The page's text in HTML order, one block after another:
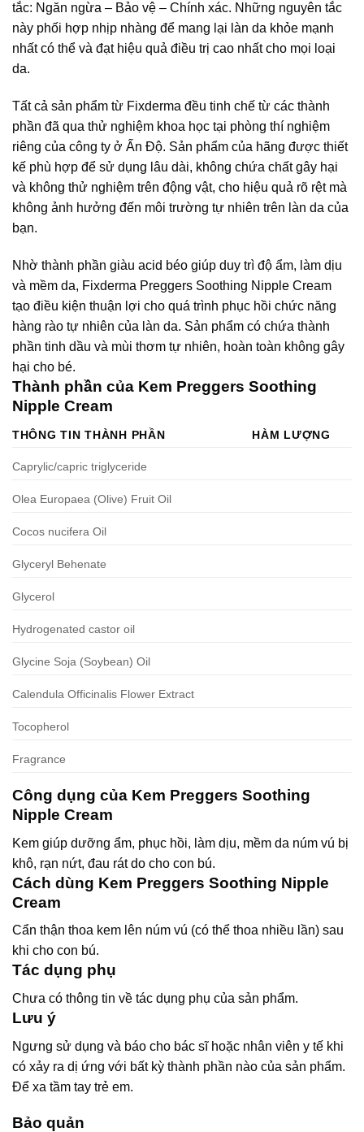
tắc: Ngăn ngừa – Bảo vệ – Chính xác. Những nguyên tắc
này phối hợp nhịp nhàng để mang lại làn da khỏe mạnh
nhất có thể và đạt hiệu quả điều trị cao nhất cho mọi loại
da.
Tất cả sản phẩm từ Fixderma đều tinh chế từ các thành
phần đã qua thử nghiệm khoa học tại phòng thí nghiệm
riêng của công ty ở Ấn Độ. Sản phẩm của hãng được thiết
kế phù hợp để sử dụng lâu dài, không chứa chất gây hại
và không thử nghiệm trên động vật, cho hiệu quả rõ rệt mà
không ảnh hưởng đến môi trường tự nhiên trên làn da của
bạn.
Nhờ thành phần giàu acid béo giúp duy trì độ ẩm, làm dịu
và mềm da, Fixderma Preggers Soothing Nipple Cream
tạo điều kiện thuận lợi cho quá trình phục hồi chức năng
hàng rào tự nhiên của làn da. Sản phẩm có chứa thành
phần tinh dầu và mùi thơm tự nhiên, hoàn toàn không gây
hại cho bé.
Thành phần của Kem Preggers Soothing
Nipple Cream
THÔNG TIN THÀNH PHẦN HÀM LƯỢNG
Caprylic/capric triglyceride
Olea Europaea (Olive) Fruit Oil
Cocos nucifera Oil
Glyceryl Behenate
Glycerol
Hydrogenated castor oil
Glycine Soja (Soybean) Oil
Calendula Officinalis Flower Extract
Tocopherol
Fragrance
Công dụng của Kem Preggers Soothing
Nipple Cream
Kem giúp dưỡng ẩm, phục hồi, làm dịu, mềm da núm vú bị
khô, rạn nứt, đau rát do cho con bú.
Cách dùng Kem Preggers Soothing Nipple
Cream
Cẩn thận thoa kem lên núm vú (có thể thoa nhiều lần) sau
khi cho con bú.
Tác dụng phụ
Chưa có thông tin về tác dụng phụ của sản phẩm.
Lưu ý
Ngưng sử dụng và báo cho bác sĩ hoặc nhân viên y tế khi
có xảy ra dị ứng với bất kỳ thành phần nào của sản phẩm.
Để xa tầm tay trẻ em.
Bảo quản